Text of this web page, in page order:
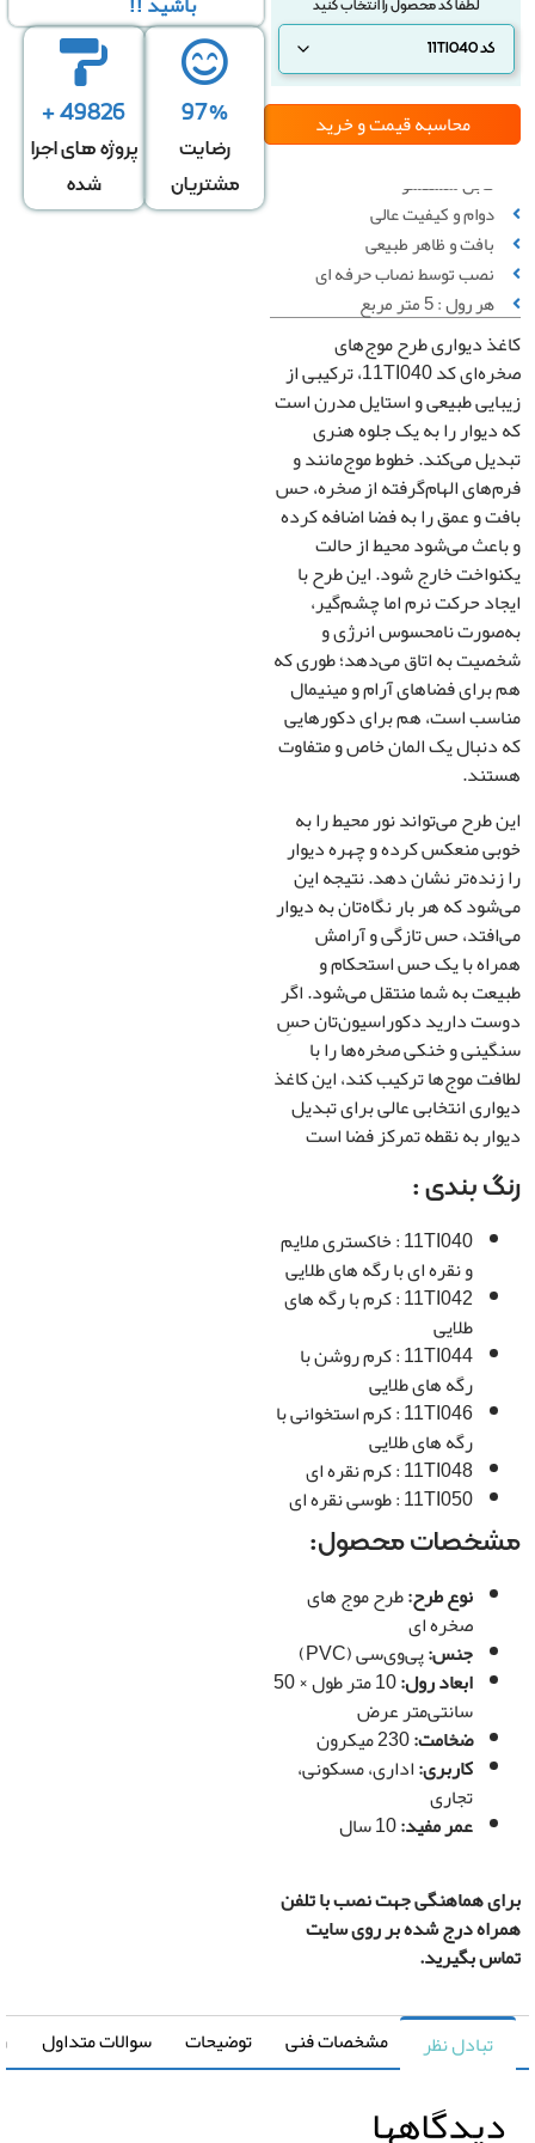
قابل شستشو
دوام و کیفیت عالی
بافت و ظاهر طبیعی
نصب توسط نصاب حرفه ای
هر رول : 5 متر مربع
محاسبه قیمتو خرید
رول
محاسبه بر
اساس متراژ
دیوار
محاسبه بر
اساس متراژ
منزل
تعداد رول
قیمت کل
0تومان
رزرو
*
دیواری طرح موج‌های
صخره‌ای کد 11TI040، ترکیبی از
طبیعی و استایل مدرن است
را به یک جلوه هنری
می‌کند. خطوط موج‌مانند و
الهام‌گرفته از صخره، حس
و عمق را به فضا اضافه کرده
می‌شود محیط از حالت
خارج شود. این طرح با
حرکت نرم اما چشم‌گیر،
نامحسوس انرژی و
به اتاق می‌دهد؛ طوری که
فضاهای آرام و مینیمال
است، هم برای دکورهایی
یک المان خاص و متفاوت
می‌تواند نور محیط را به
منعکس کرده و چهره دیوار
نشان دهد. نتیجه این
که هر بار نگاه‌تان به دیوار
حس تازگی و آرامش
با یک حس استحکام و
به شما منتقل می‌شود. اگر
دارید دکوراسیون‌تان حسِ
و خنکی صخره‌ها را با
موج‌ها ترکیب کند، این کاغذ
انتخابی عالی برای تبدیل
به نقطه تمرکز فضا است
بندی :
11TI040 : خاکستری ملایم
و نقره ای با رگه های طلایی
11TI042 : کرم با رگه های
11TI044 : کرم روشن با
رگه های طلایی
11TI046 : کرم استخوانی با
رگه های طلایی
11TI048 : کرم نقره ای
11TI050 : طوسی نقره ای
محصول:
نوع طرح:طرح موج های
صخره ای
جنس:پی‌وی‌سی (PVC)
ابعاد رول: 10 متر طول × 50
سانتی‌متر عرض
ضخامت:230 میکرون
کاربری:اداری، مسکونی،
تجاری
عمر مفید:10 سال
هماهنگی جهت نصب با تلفن
درج شده بر روی سایت
بگیرید.
97%
رضایت
مشتریان
49826 +
پروژه های اجرا
تبادل نظر مشخصات فنی توضیحات سوالات متداول